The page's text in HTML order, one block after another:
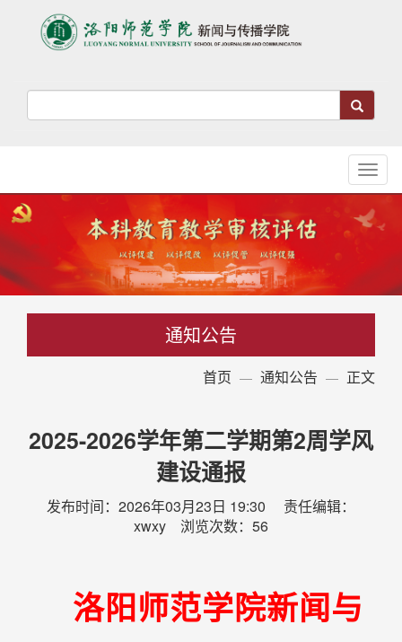
通知公告
首页 通知公告 正文
2025-2026学年第二学期第2周学风
建设通报
发布时间：2026年03月23日 19:30 责任编辑：
xwxy 浏览次数： 56
洛阳师范学院新闻与